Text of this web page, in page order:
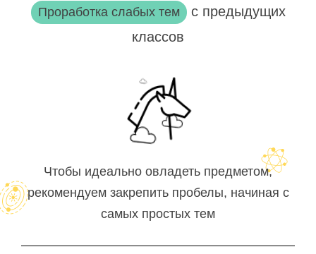
Проработка слабых тем с предыдущих
классов
Чтобы идеально овладеть предметом,
рекомендуем закрепить пробелы, начиная с
самых простых тем